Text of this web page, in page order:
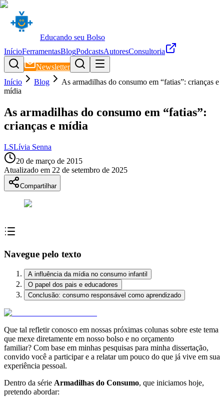
Educando seu Bolso
InícioFerramentasBlogPodcastsAutoresConsultoria
Newsletter
Início
Blog
As armadilhas do consumo em “fatias”: crianças e
mídia
As armadilhas do consumo em “fatias”:
crianças e mídia
LSLívia Senna
20 de março de 2015
Atualizado em 22 de setembro de 2025
Compartilhar
Navegue pelo texto
A influência da mídia no consumo infantil
O papel dos pais e educadores
Conclusão: consumo responsável como aprendizado
Que tal refletir conosco em nossas próximas colunas sobre este tema
que mexe diretamente em nosso bolso e no orçamento
familiar? Com base em minhas pesquisas para minha dissertação,
convido você a participar e a relatar um pouco do que já vive em sua
experiência pessoal.
Dentro da série Armadilhas do Consumo, que iniciamos hoje,
pretendo abordar: